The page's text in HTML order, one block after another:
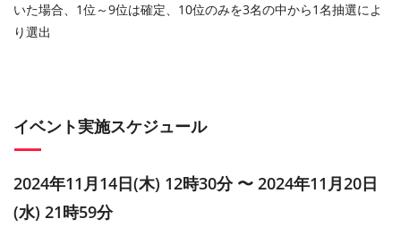
いた場合、1位～9位は確定、10位のみを3名の中から1名抽選によ
り選出
イベント実施スケジュール
2024年11月14日(木) 12時30分 〜 2024年11月20日
(水) 21時59分